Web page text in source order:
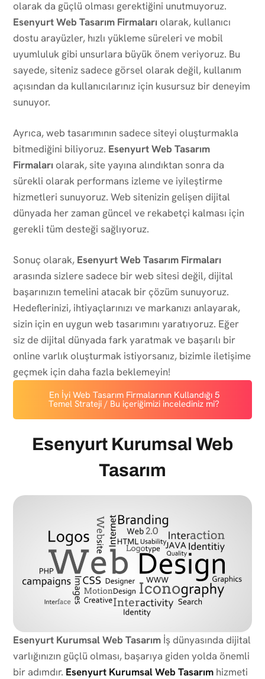
olarak da güçlü olması gerektiğini unutmuyoruz.
Esenyurt Web Tasarım Firmaları olarak, kullanıcı
dostu arayüzler, hızlı yükleme süreleri ve mobil
uyumluluk gibi unsurlara büyük önem veriyoruz. Bu
sayede, siteniz sadece görsel olarak değil, kullanım
açısından da kullanıcılarınız için kusursuz bir deneyim
sunuyor.
Ayrıca, web tasarımının sadece siteyi oluşturmakla
bitmediğini biliyoruz. Esenyurt Web Tasarım
Firmaları olarak, site yayına alındıktan sonra da
sürekli olarak performans izleme ve iyileştirme
hizmetleri sunuyoruz. Web sitenizin gelişen dijital
dünyada her zaman güncel ve rekabetçi kalması için
gerekli tüm desteği sağlıyoruz.
Sonuç olarak, Esenyurt Web Tasarım Firmaları
arasında sizlere sadece bir web sitesi değil, dijital
başarınızın temelini atacak bir çözüm sunuyoruz.
Hedeflerinizi, ihtiyaçlarınızı ve markanızı anlayarak,
sizin için en uygun web tasarımını yaratıyoruz. Eğer
siz de dijital dünyada fark yaratmak ve başarılı bir
online varlık oluşturmak istiyorsanız, bizimle iletişime
geçmek için daha fazla beklemeyin!
En İyi Web Tasarım Firmalarının Kullandığı 5
Temel Strateji / Bu içeriğimizi incelediniz mi?
Esenyurt Kurumsal Web
Tasarım
Esenyurt Kurumsal Web Tasarım İş dünyasında dijital
varlığınızın güçlü olması, başarıya giden yolda önemli
bir adımdır. Esenyurt Kurumsal Web Tasarım hizmeti